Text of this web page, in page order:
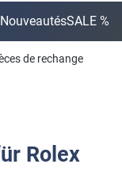
NouveautésSALE %
de rechange
Rolex